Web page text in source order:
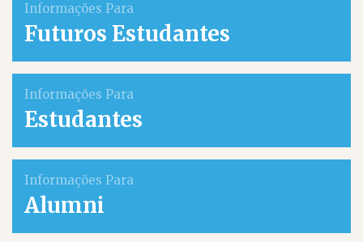
Informações Para
Futuros Estudantes
Informações Para
Estudantes
Informações Para
Alumni